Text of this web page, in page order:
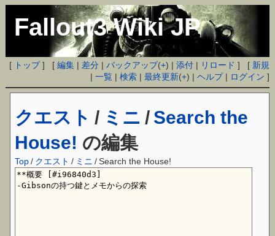
Fallout3 Wiki JP
[ トップ] [編集 | 差分 |バックアップ(+) |添付 | リロード ] [ 新規
|一覧 |検索 |最終更新(+) |ヘルプ| ログイン ]
クエスト / ミニ / Search the
House! の編集
Top / クエスト / ミニ / Search the House!